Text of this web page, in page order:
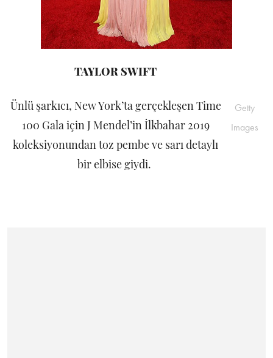
TAYLOR SWIFT
Ünlü şarkıcı, New York’ta gerçekleşen Time
100 Gala için J Mendel’in İlkbahar 2019
koleksiyonundan toz pembe ve sarı detaylı
bir elbise giydi.
Getty
Images